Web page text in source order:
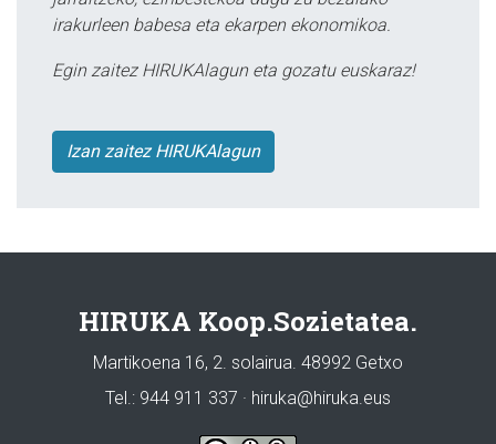
irakurleen babesa eta ekarpen ekonomikoa.
Egin zaitez HIRUKAlagun eta gozatu euskaraz!
Izan zaitez HIRUKAlagun
HIRUKA Koop.Sozietatea.
Martikoena 16, 2. solairua. 48992 Getxo
Tel.: 944 911 337 · hiruka@hiruka.eus